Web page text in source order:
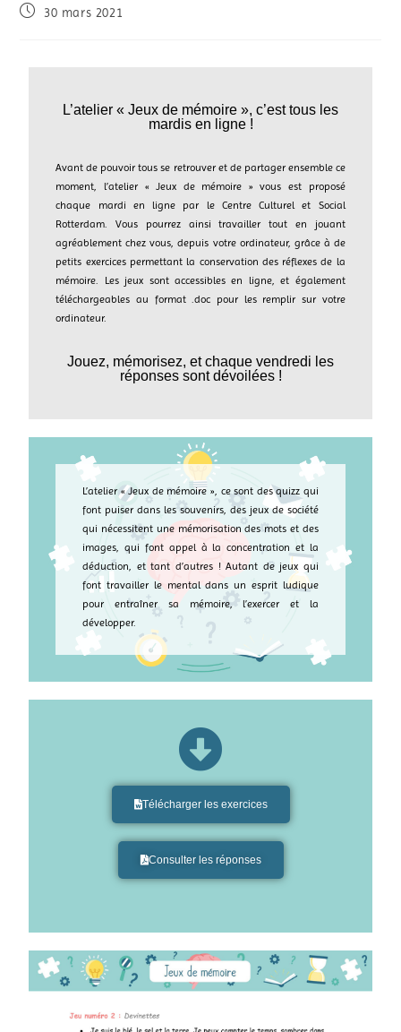
30 mars 2021
L’atelier « Jeux de mémoire », c’est tous les
mardis en ligne !
Avant de pouvoir tous se retrouver et de partager ensemble ce
moment, l’atelier « Jeux de mémoire » vous est proposé
chaque mardi en ligne par le Centre Culturel et Social
Rotterdam. Vous pourrez ainsi travailler tout en jouant
agréablement chez vous, depuis votre ordinateur, grâce à de
petits exercices permettant la conservation des réflexes de la
mémoire. Les jeux sont accessibles en ligne, et également
téléchargeables au format .doc pour les remplir sur votre
ordinateur.
Jouez, mémorisez, et chaque vendredi les
réponses sont dévoilées !
L’atelier « Jeux de mémoire », ce sont des quizz qui
font puiser dans les souvenirs, des jeux de société
qui nécessitent une mémorisation des mots et des
images, qui font appel à la concentration et la
déduction, et tant d’autres ! Autant de jeux qui
font travailler le mental dans un esprit ludique
pour entraîner sa mémoire, l’exercer et la
développer.
Télécharger les exercices
Consulter les réponses